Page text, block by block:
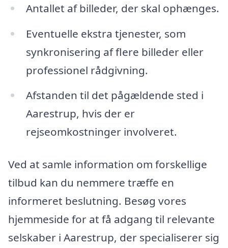
Antallet af billeder, der skal ophænges.
Eventuelle ekstra tjenester, som
synkronisering af flere billeder eller
professionel rådgivning.
Afstanden til det pågældende sted i
Aarestrup, hvis der er
rejseomkostninger involveret.
Ved at samle information om forskellige
tilbud kan du nemmere træffe en
informeret beslutning. Besøg vores
hjemmeside for at få adgang til relevante
selskaber i Aarestrup, der specialiserer sig